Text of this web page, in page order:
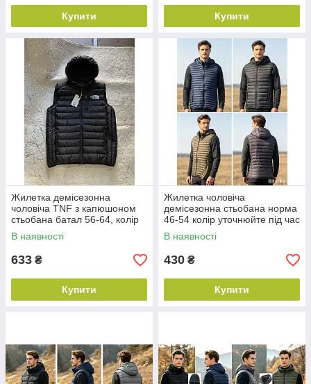
Купити Купити
Жилетка демісезонна
чоловіча TNF з капюшоном
стьобана батал 56-64, колір
чорний
В наявності
633 ₴
Купити
Жилетка чоловіча
демісезонна стьобана норма
46-54 колір уточнюйте під час
замовлення
В наявності
430 ₴
Купити